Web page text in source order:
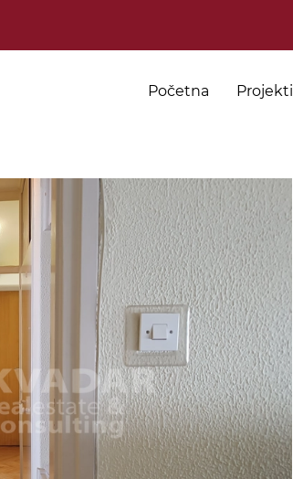
Početna Projekti